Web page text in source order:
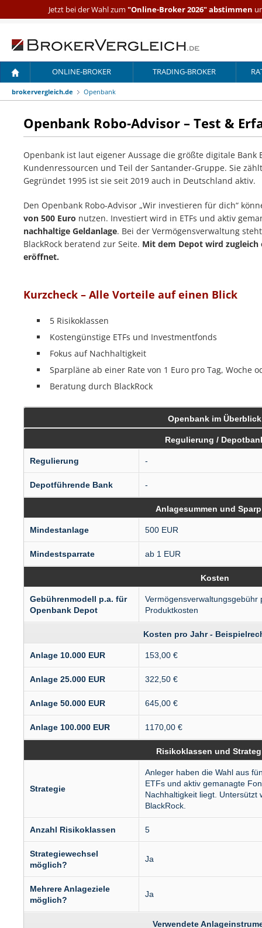
ONLINE-BROKER TRADING-BROKER
brokervergleich.de Openbank
Openbank Robo-Advisor – Test &
Openbank ist laut eigener Aussage die größte digitale Bank
Kundenressourcen und Teil der Santander-Gruppe. Sie
Gegründet 1995 ist sie seit 2019 auch in Deutschland aktiv.
Den Openbank Robo-Advisor „Wir investieren für dich“
von 500 Euro nutzen. Investiert wird in ETFs und aktiv
nachhaltige Geldanlage. Bei der Vermögensverwaltung
BlackRock beratend zur Seite. Mit dem Depot wird
eröffnet.
Kurzcheck – Alle Vorteile auf einen Blick
5 Risikoklassen
Kostengünstige ETFs und Investmentfonds
Fokus auf Nachhaltigkeit
Sparpläne ab einer Rate von 1 Euro pro Tag, Woche
Beratung durch BlackRock
Openbank im Überblick
Regulierung /
Regulierung -
Depotführende Bank -
Anlagesummen und
Mindestanlage 500 EUR
Mindestsparrate ab 1 EUR
Kosten
Gebührenmodell p.a. für
Openbank Depot
Produktkosten
Kosten pro Jahr -
Anlage 10.000 EUR 153,00 €
Anlage 25.000 EUR 322,50 €
Anlage 50.000 EUR 645,00 €
Anlage 100.000 EUR 1170,00 €
Risikoklassen und
Strategie
Anleger haben die Wahl aus
ETFs und aktiv gemanagte
Nachhaltigkeit liegt.
BlackRock.
Anzahl Risikoklassen 5
Strategiewechsel
möglich?
Ja
Mehrere Anlageziele
möglich?
Ja
Verwendete
Jetzt bei der Wahl zum "Online-Broker 2026" abstimmen